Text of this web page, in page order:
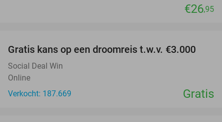
€26,95
Gratis kans op een droomreis t.w.v. €3.000
Social Deal Win
Online
Verkocht: 187.669
Gratis